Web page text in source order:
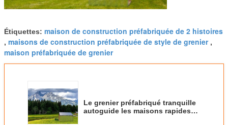
Étiquettes: maison de construction préfabriquée de 2 histoires
, maisons de construction préfabriquée de style de grenier,
maison préfabriquée de grenier
Le grenier préfabriqué tranquille
autoguide les maisons rapides